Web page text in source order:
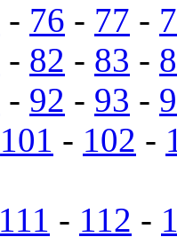
- 76 - 77 -
- 82 - 83 -
- 92 - 93 -
101 - 102 -
111 - 112 -